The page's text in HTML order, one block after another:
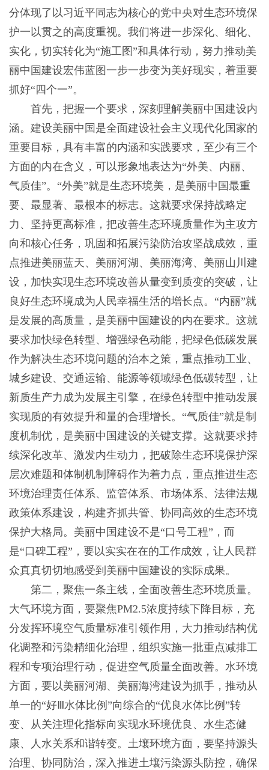
分体现了以习近平同志为核心的党中央对生态环境保
护一以贯之的高度重视。我们将进一步深化、细化、
实化，切实转化为“施工图”和具体行动，努力推动美
丽中国建设宏伟蓝图一步一步变为美好现实，着重要
抓好“四个一”。
首先，把握一个要求，深刻理解美丽中国建设内
涵。建设美丽中国是全面建设社会主义现代化国家的
重要目标，具有丰富的内涵和实践要求，至少有三个
方面的内在含义，可以形象地表达为“外美、内丽、
气质佳”。“外美”就是生态环境美，是美丽中国最重
要、最显著、最根本的标志。这就要求保持战略定
力、坚持更高标准，把改善生态环境质量作为主攻方
向和核心任务，巩固和拓展污染防治攻坚战成效，重
点推进美丽蓝天、美丽河湖、美丽海湾、美丽山川建
设，加快实现生态环境改善从量变到质变的突破，让
良好生态环境成为人民幸福生活的增长点。“内丽”就
是发展的高质量，是美丽中国建设的内在要求。这就
要求加快绿色转型、增强绿色动能，把绿色低碳发展
作为解决生态环境问题的治本之策，重点推动工业、
城乡建设、交通运输、能源等领域绿色低碳转型，让
新质生产力成为发展主引擎，在绿色转型中推动发展
实现质的有效提升和量的合理增长。“气质佳”就是制
度机制优，是美丽中国建设的关键支撑。这就要求持
续深化改革、激发内生动力，把破除生态环境保护深
层次难题和体制机制障碍作为着力点，重点推进生态
环境治理责任体系、监管体系、市场体系、法律法规
政策体系建设，构建齐抓共管、协同高效的生态环境
保护大格局。美丽中国建设不是“口号工程”，而
是“口碑工程”，要以实实在在的工作成效，让人民群
众真真切切地感受到美丽中国建设的实际成果。
第二，聚焦一条主线，全面改善生态环境质量。
大气环境方面，要聚焦PM2.5浓度持续下降目标，充
分发挥环境空气质量标准引领作用，大力推动结构优
化调整和污染精细化治理，组织实施一批重点减排工
程和专项治理行动，促进空气质量全面改善。水环境
方面，要以美丽河湖、美丽海湾建设为抓手，推动从
单一的“好Ⅲ水体比例”向综合的“优良水体比例”转
变、从关注理化指标向实现水环境优良、水生态健
康、人水关系和谐转变。土壤环境方面，要坚持源头
治理、协同防治，深入推进土壤污染源头防控，确保